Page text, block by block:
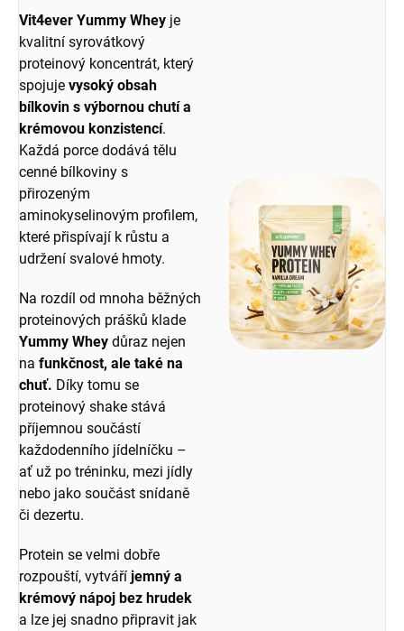
Vit4ever Yummy Whey je
kvalitní syrovátkový
proteinový koncentrát, který
spojuje vysoký obsah
bílkovin s výbornou chutí a
krémovou konzistencí.
Každá porce dodává tělu
cenné bílkoviny s
přirozeným
aminokyselinovým profilem,
které přispívají k růstu a
udržení svalové hmoty.
Na rozdíl od mnoha běžných
proteinových prášků klade
Yummy Whey důraz nejen
na funkčnost, ale také na
chuť. Díky tomu se
proteinový shake stává
příjemnou součástí
každodenního jídelníčku –
ať už po tréninku, mezi jídly
nebo jako součást snídaně
či dezertu.
Protein se velmi dobře
rozpouští, vytváří jemný a
krémový nápoj bez hrudek
a lze jej snadno připravit jak